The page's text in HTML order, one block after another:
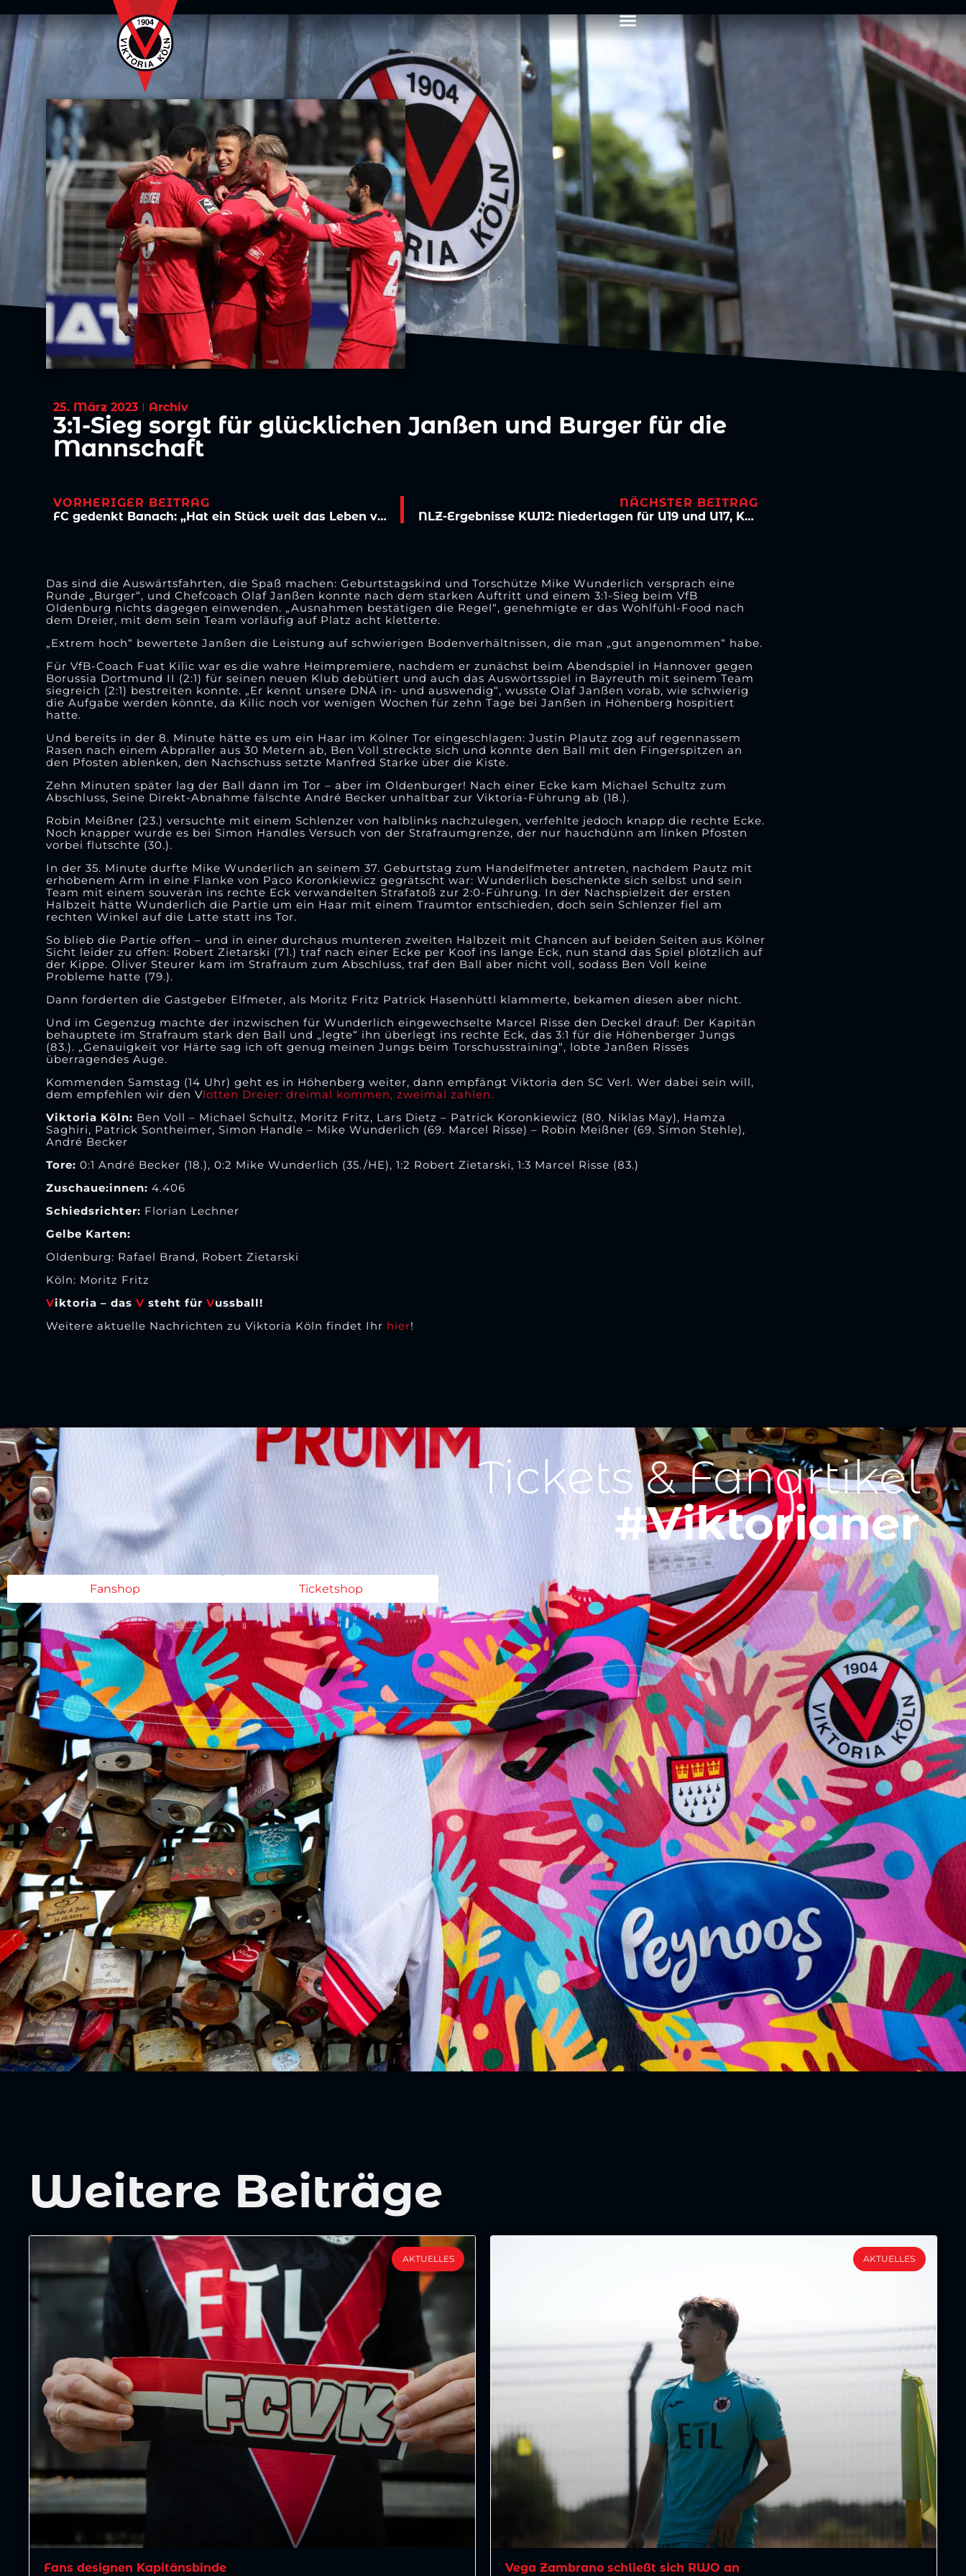
25. März 2023 Archiv
3:1-Sieg sorgt für glücklichen Janßen und Burger für die
Mannschaft
VORHERIGER BEITRAG
FC gedenkt Banach: „Hat ein Stück weit das Leben von uns allen verändert“
NÄCHSTER BEITRAG
NLZ-Ergebnisse KW12: Niederlagen für U19 und U17, Kantersieg bei U16
Das sind die Auswärtsfahrten, die Spaß machen: Geburtstagskind und Torschütze Mike Wunderlich versprach eine
Runde „Burger“, und Chefcoach Olaf Janßen konnte nach dem starken Auftritt und einem 3:1-Sieg beim VfB
Oldenburg nichts dagegen einwenden. „Ausnahmen bestätigen die Regel“, genehmigte er das Wohlfühl-Food nach
dem Dreier, mit dem sein Team vorläufig auf Platz acht kletterte.
„Extrem hoch“ bewertete Janßen die Leistung auf schwierigen Bodenverhältnissen, die man „gut angenommen“ habe.
Für VfB-Coach Fuat Kilic war es die wahre Heimpremiere, nachdem er zunächst beim Abendspiel in Hannover gegen
Borussia Dortmund II (2:1) für seinen neuen Klub debütiert und auch das Auswörtsspiel in Bayreuth mit seinem Team
siegreich (2:1) bestreiten konnte. „Er kennt unsere DNA in- und auswendig“, wusste Olaf Janßen vorab, wie schwierig
die Aufgabe werden könnte, da Kilic noch vor wenigen Wochen für zehn Tage bei Janẞen in Höhenberg hospitiert
hatte.
Und bereits in der 8. Minute hätte es um ein Haar im Kölner Tor eingeschlagen: Justin Plautz zog auf regennassem
Rasen nach einem Abpraller aus 30 Metern ab, Ben Voll streckte sich und konnte den Ball mit den Fingerspitzen an
den Pfosten ablenken, den Nachschuss setzte Manfred Starke über die Kiste.
Zehn Minuten später lag der Ball dann im Tor – aber im Oldenburger! Nach einer Ecke kam Michael Schultz zum
Abschluss, Seine Direkt-Abnahme fälschte André Becker unhaltbar zur Viktoria-Führung ab (18.).
Robin Meißner (23.) versuchte mit einem Schlenzer von halblinks nachzulegen, verfehlte jedoch knapp die rechte Ecke.
Noch knapper wurde es bei Simon Handles Versuch von der Strafraumgrenze, der nur hauchdünn am linken Pfosten
vorbei flutschte (30.).
In der 35. Minute durfte Mike Wunderlich an seinem 37. Geburtstag zum Handelfmeter antreten, nachdem Pautz mit
erhobenem Arm in eine Flanke von Paco Koronkiewicz gegrätscht war: Wunderlich beschenkte sich selbst und sein
Team mit einem souverän ins rechte Eck verwandelten Strafatoß zur 2:0-Führung. In der Nachspielzeit der ersten
Halbzeit hätte Wunderlich die Partie um ein Haar mit einem Traumtor entschieden, doch sein Schlenzer fiel am
rechten Winkel auf die Latte statt ins Tor.
So blieb die Partie offen – und in einer durchaus munteren zweiten Halbzeit mit Chancen auf beiden Seiten aus Kölner
Sicht leider zu offen: Robert Zietarski (71.) traf nach einer Ecke per Koof ins lange Eck, nun stand das Spiel plötzlich auf
der Kippe. Oliver Steurer kam im Strafraum zum Abschluss, traf den Ball aber nicht voll, sodass Ben Voll keine
Probleme hatte (79.).
Dann forderten die Gastgeber Elfmeter, als Moritz Fritz Patrick Hasenhüttl klammerte, bekamen diesen aber nicht.
Und im Gegenzug machte der inzwischen für Wunderlich eingewechselte Marcel Risse den Deckel drauf: Der Kapitän
behauptete im Strafraum stark den Ball und „legte“ ihn überlegt ins rechte Eck, das 3:1 für die Höhenberger Jungs
(83.). „Genauigkeit vor Härte sag ich oft genug meinen Jungs beim Torschusstraining“, lobte Janßen Risses
überragendes Auge.
Kommenden Samstag (14 Uhr) geht es in Höhenberg weiter, dann empfängt Viktoria den SC Verl. Wer dabei sein will,
dem empfehlen wir den Vlotten Dreier: dreimal kommen, zweimal zahlen.
Viktoria Köln: Ben Voll – Michael Schultz, Moritz Fritz, Lars Dietz – Patrick Koronkiewicz (80. Niklas May), Hamza
Saghiri, Patrick Sontheimer, Simon Handle – Mike Wunderlich (69. Marcel Risse) – Robin Meißner (69. Simon Stehle),
André Becker
Tore: 0:1 André Becker (18.), 0:2 Mike Wunderlich (35./HE), 1:2 Robert Zietarski, 1:3 Marcel Risse (83.)
Zuschaue:innen: 4.406
Schiedsrichter: Florian Lechner
Gelbe Karten:
Oldenburg: Rafael Brand, Robert Zietarski
Köln: Moritz Fritz
Viktoria – das Vsteht für Vussball!
Weitere aktuelle Nachrichten zu Viktoria Köln findet Ihr hier!
Tickets & Fanartikel
#Viktorianer
Fanshop Ticketshop
Weitere Beiträge
AKTUELLES
Fans designen Kapitänsbinde
AKTUELLES
Vega Zambrano schließt sich RWO an